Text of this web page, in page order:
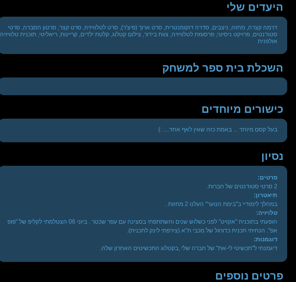
היעדים שלי
דרמה קצרה, מחזה, ניצבים, סדרה דוקומנטרית, סרט ארוך (פיצ'ר), סרט לטלוויזיה, סרט קצר, סרטון הסברה, סרטי
סטודנטים, פרויקט ניסיוני, פרסומת לטלוויזיה, צוות בידור, צילום קטלוג, קלטת ילדים, קריינות, ריאליטי, תוכנית טלוויזיה
אולפנית
השכלת בית ספר למשחק
כישורים מיוחדים
בעל קסם מיוחד ... באמת כזה שאין לאף אחד.... :)
נסיון
סרטים:
2 סרטי סטודנטים של חברות.
תיאטרון:
במהלך לימודיי ב"בימת הנוער" העלנו 2 מחזות .
טלויזיה:
הופעתי בתוכנית "אקזיט" לפני כשלוש שנים והשתתפתי בסצינה עם עפר שכטר . ביוני 06 הצטלמתי לקליפ של "פופ
אפ". הנחיתי תכנית כדורגל של מכבי ת"א (צירפתי לינק לתכנית).
דוגמנות:
דיגמנתי ל"תכשיטי לי-את" של חברה שלי ,בקטלוג התכשיטים האחרון שלה.
פרטים נוספים